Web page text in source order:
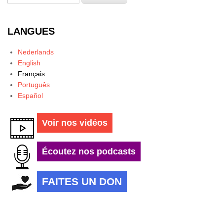
LANGUES
Nederlands
English
Français
Português
Español
Voir nos vidéos
Écoutez nos podcasts
FAITES UN DON